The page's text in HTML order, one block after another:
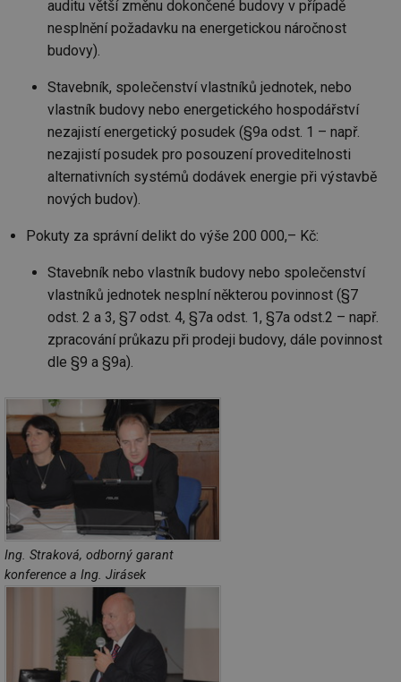
auditu větší změnu dokončené budovy v případě
nesplnění požadavku na energetickou náročnost
budovy).
Stavebník, společenství vlastníků jednotek, nebo
vlastník budovy nebo energetického hospodářství
nezajistí energetický posudek (§9a odst. 1 – např.
nezajistí posudek pro posouzení proveditelnosti
alternativních systémů dodávek energie při výstavbě
nových budov).
Pokuty za správní delikt do výše 200 000,– Kč:
Stavebník nebo vlastník budovy nebo společenství
vlastníků jednotek nesplní některou povinnost (§7
odst. 2 a 3, §7 odst. 4, §7a odst. 1, §7a odst.2 – např.
zpracování průkazu při prodeji budovy, dále povinnost
dle §9 a §9a).
Ing. Straková, odborný garant
konference a Ing. Jirásek